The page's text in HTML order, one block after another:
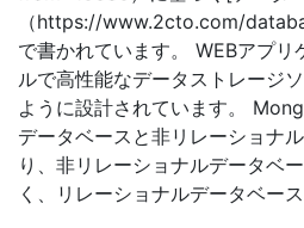
（https://www.2cto.com/
で書かれています。 WEBアプ
ルで高性能なデータストレージ
ように設計されています。
データベースと非リレーショナ
り、非リレーショナルデータベ
く、リレーショナルデータベー